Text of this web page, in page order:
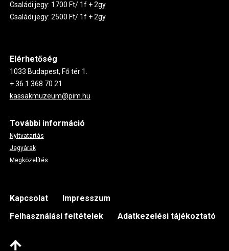
Családi jegy: 1700 Ft/ 1f + 2gy
Családi jegy: 2500 Ft/ 1f + 2gy
Elérhetőség
1033 Budapest, Fő tér 1.
+ 36 1 368 70 21
kassakmuzeum@pim.hu
További információ
Nyitvatartás
Jegyárak
Megközelítés
Footer
Kapcsolat
Impresszum
Felhasználási feltételek
Adatkezelési tájékoztató